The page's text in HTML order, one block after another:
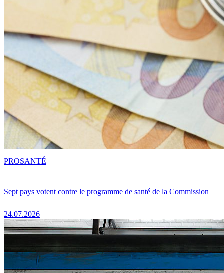
Sept pays votent contre le programme de santé de la Commission
24.07.2026
PROSANTÉ